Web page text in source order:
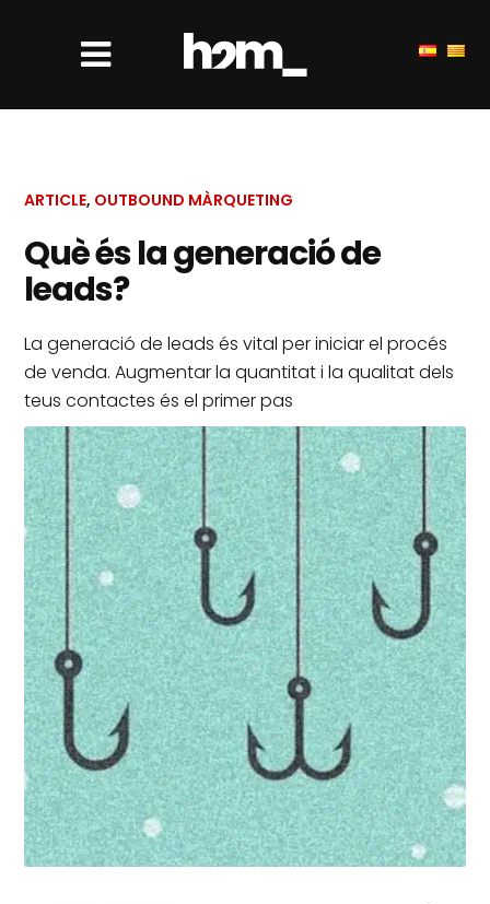
ARTICLE, OUTBOUND MÀRQUETING
Què és la generació de
leads?
La generació de leads és vital per iniciar el procés
de venda. Augmentar la quantitat i la qualitat dels
teus contactes és el primer pas